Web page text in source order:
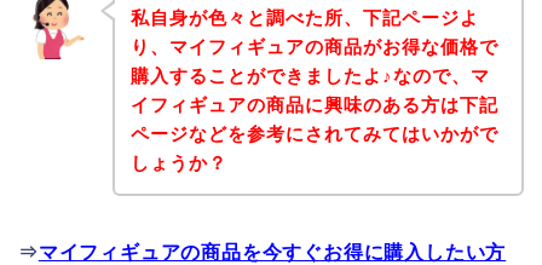
私自身が色々と調べた所、下記ページよ
り、マイフィギュアの商品がお得な価格で
購入することができましたよ♪なので、マ
イフィギュアの商品に興味のある方は下記
ページなどを参考にされてみてはいかがで
しょうか？
⇒マイフィギュアの商品を今すぐお得に購入したい方